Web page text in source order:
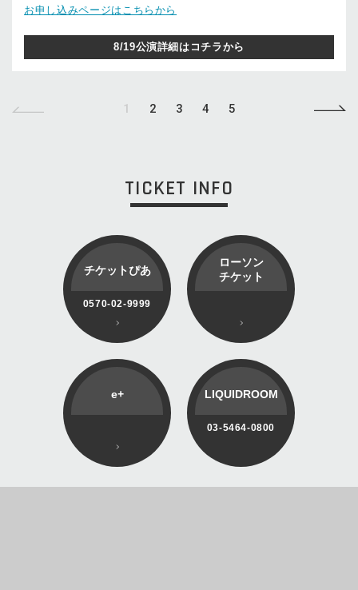
お申し込みページはこちらから
8/19公演詳細はコチラから
1 2 3 4 5
TICKET INFO
チケットぴあ
0570-02-9999
ローソン
チケット
e+ LIQUIDROOM
03-5464-0800